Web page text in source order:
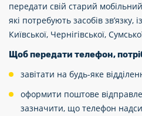
передати свій старий
які потребують засобів зв’язку,
Київської, Чернігівської,
Щоб передати телефон,
завітати на будь-яке
оформити поштове
зазначити, що телефон